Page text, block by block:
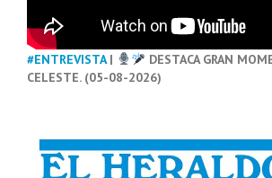
#ENTREVISTA|
DESTACA GRAN
CELESTE. (05-08-2026)